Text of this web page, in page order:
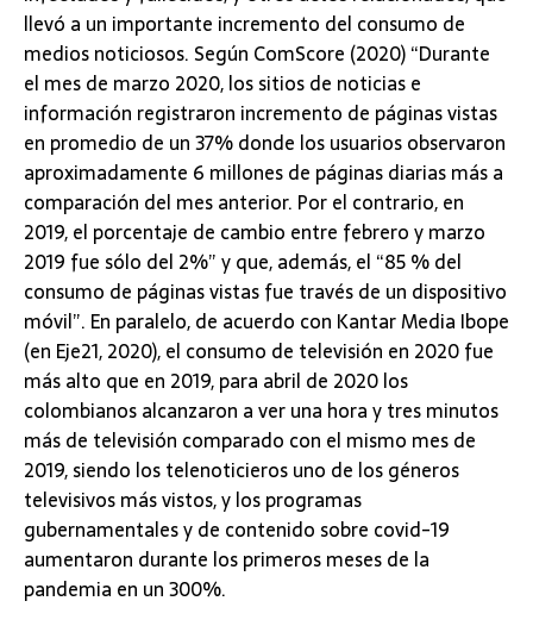
llevó a un importante incremento del consumo de
medios noticiosos. Según ComScore (2020) “Durante
el mes de marzo 2020, los sitios de noticias e
información registraron incremento de páginas vistas
en promedio de un 37% donde los usuarios observaron
aproximadamente 6 millones de páginas diarias más a
comparación del mes anterior. Por el contrario, en
2019, el porcentaje de cambio entre febrero y marzo
2019 fue sólo del 2%” y que, además, el “85 % del
consumo de páginas vistas fue través de un dispositivo
móvil”. En paralelo, de acuerdo con Kantar Media Ibope
(en Eje21, 2020), el consumo de televisión en 2020 fue
más alto que en 2019, para abril de 2020 los
colombianos alcanzaron a ver una hora y tres minutos
más de televisión comparado con el mismo mes de
2019, siendo los telenoticieros uno de los géneros
televisivos más vistos, y los programas
gubernamentales y de contenido sobre covid-19
aumentaron durante los primeros meses de la
pandemia en un 300%.